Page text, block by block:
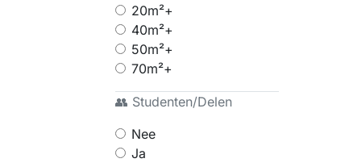
20m²+
40m²+
50m²+
70m²+
👥 Studenten/Delen
Nee
Ja